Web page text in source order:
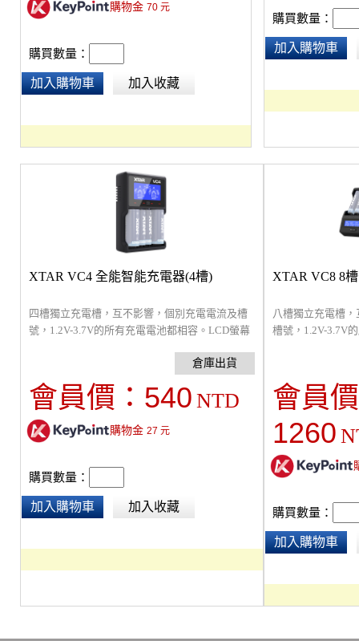
購物金 70元
購買數量：
加入購物車 加入收藏
購買數量：
加入購物車
XTAR VC4 全能智能充電器(4槽)
四槽獨立充電槽，互不影響，個別充電電流及槽
號，1.2V-3.7V的所有充電電池都相容。LCD螢幕
測電池狀態並選擇適合的電壓及充電模式，也能
判別鋰離子電池及鎳氫充電電池，充滿後自動停
止充電、電池防反接功能。USB充電接孔，方便
會員價： 540 NTD
購物金 27 元
購買數量：
加入購物車 加入收藏
XTAR VC8 8
八槽獨立充電槽
槽號，1.2V-3.7V
電壓及充電模式
充電電池，充滿
全。Type-C充電
會員
1260
購買數量：
加入購物車